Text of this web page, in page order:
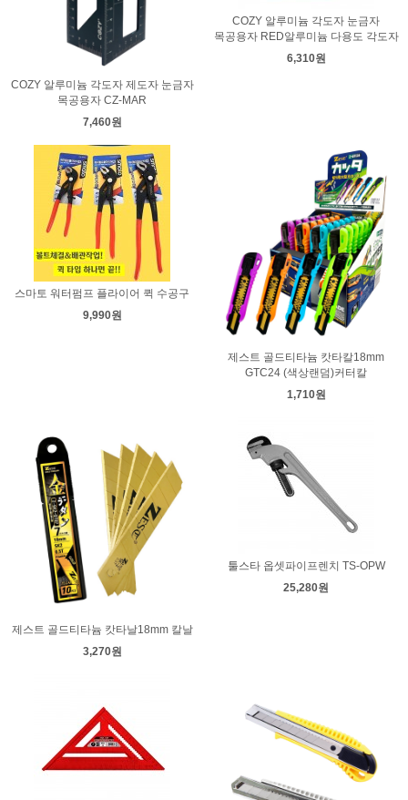
COZY 알루미늄 각도자 제도자 눈금자
목공용자 CZ-MAR
7,460원
COZY 알루미늄 각도자 눈금자
목공용자 RED알루미늄 다용도 각도자
6,310원
스마토 워터펌프 플라이어 퀵 수공구
9,990원
제스트 골드티타늄 캇타칼18mm
GTC24 (색상랜덤)커터칼
1,710원
제스트 골드티타늄 캇타날18mm 칼날
3,270원
툴스타 옵셋파이프렌치 TS-OPW
25,280원